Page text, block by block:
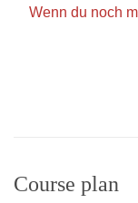
Wenn du noch
Course plan